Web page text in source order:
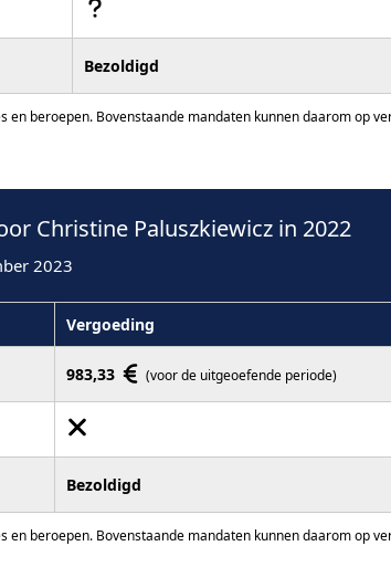
Bezoldigd
beroepen. Bovenstaande mandaten kunnen daarom op
Christine Paluszkiewicz in 2022
2023
Vergoeding
983,33 (voor de uitgeoefende periode)
Bezoldigd
beroepen. Bovenstaande mandaten kunnen daarom op